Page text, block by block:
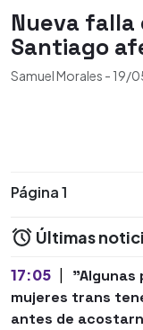
Nueva falla
Santiago
Samuel Morales - 19/
Página 1
Últimas
17:05
"Algunas
mujeres trans
antes de